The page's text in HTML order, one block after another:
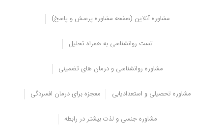
مشاوره آنلاین (صفحه مشاوره پرسش و پاسخ)
تست روانشناسی به همراه تحلیل
مشاوره روانشناسی و درمان های تضمینی
مشاوره تحصیلی و استعدادیابی معجزه برای درمان افسردگی
مشاوره جنسی و لذت بیشتر در رابطه
در برخی موارد، حتی در صورتی که افراد خوابی ببینند که بتواند درست
باشد، افراد شروع به نگران شدن می کنند. آیا خائن بودن همسر شما در
آیا واقعا این مورد در آینده اتفاق می افتد؟
خیانت باشد، ولی تریش و راب مک گرگور ، نویسندگان لغت نامه خواب
یک راهنمای مبنایی برای شناخت معانی خوابی که می بینید ، معتقد
خیانت می کند یا خیانت خواهد کرد.